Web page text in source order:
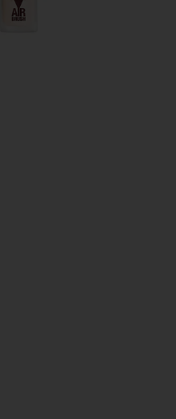
TO SEE MORE OPTIONS FOR
MAIFANSHI MOISTURE